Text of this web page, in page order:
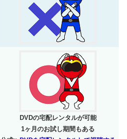
DVDの宅配レンタルが可能
1ヶ月のお試し期間もある